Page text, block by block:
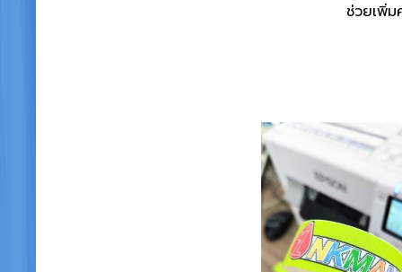
ช่วยเพิ่